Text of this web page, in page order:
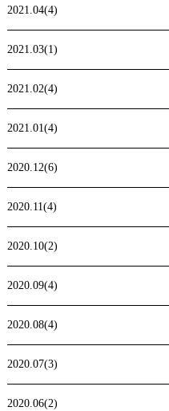
2021.04(4)
2021.03(1)
2021.02(4)
2021.01(4)
2020.12(6)
2020.11(4)
2020.10(2)
2020.09(4)
2020.08(4)
2020.07(3)
2020.06(2)